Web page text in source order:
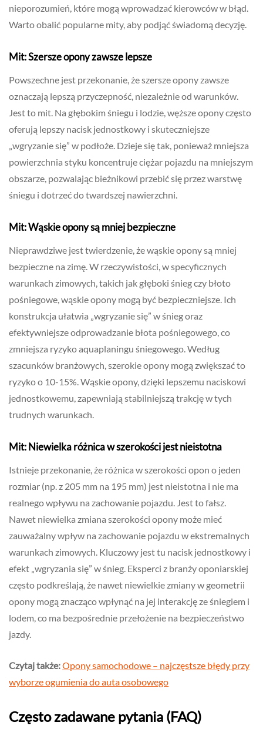
nieporozumień, które mogą wprowadzać kierowców w błąd.
Warto obalić popularne mity, aby podjąć świadomą decyzję.
Mit: Szersze opony zawsze lepsze
Powszechne jest przekonanie, że szersze opony zawsze
oznaczają lepszą przyczepność, niezależnie od warunków.
Jest to mit. Na głębokim śniegu i lodzie, węższe opony często
oferują lepszy nacisk jednostkowy i skuteczniejsze
„wgryzanie się” w podłoże. Dzieje się tak, ponieważ mniejsza
powierzchnia styku koncentruje ciężar pojazdu na mniejszym
obszarze, pozwalając bieżnikowi przebić się przez warstwę
śniegu i dotrzeć do twardszej nawierzchni.
Mit: Wąskie opony są mniej bezpieczne
Nieprawdziwe jest twierdzenie, że wąskie opony są mniej
bezpieczne na zimę. W rzeczywistości, w specyficznych
warunkach zimowych, takich jak głęboki śnieg czy błoto
pośniegowe, wąskie opony mogą być bezpieczniejsze. Ich
konstrukcja ułatwia „wgryzanie się” w śnieg oraz
efektywniejsze odprowadzanie błota pośniegowego, co
zmniejsza ryzyko aquaplaningu śniegowego. Według
szacunków branżowych, szerokie opony mogą zwiększać to
ryzyko o 10-15%. Wąskie opony, dzięki lepszemu naciskowi
jednostkowemu, zapewniają stabilniejszą trakcję w tych
trudnych warunkach.
Mit: Niewielka różnica w szerokości jest nieistotna
Istnieje przekonanie, że różnica w szerokości opon o jeden
rozmiar (np. z 205 mm na 195 mm) jest nieistotna i nie ma
realnego wpływu na zachowanie pojazdu. Jest to fałsz.
Nawet niewielka zmiana szerokości opony może mieć
zauważalny wpływ na zachowanie pojazdu w ekstremalnych
warunkach zimowych. Kluczowy jest tu nacisk jednostkowy i
efekt „wgryzania się” w śnieg. Eksperci z branży oponiarskiej
często podkreślają, że nawet niewielkie zmiany w geometrii
opony mogą znacząco wpłynąć na jej interakcję ze śniegiem i
lodem, co ma bezpośrednie przełożenie na bezpieczeństwo
jazdy.
Czytaj także:Opony samochodowe – najczęstsze błędy przy
wyborze ogumienia do auta osobowego
Często zadawane pytania (FAQ)